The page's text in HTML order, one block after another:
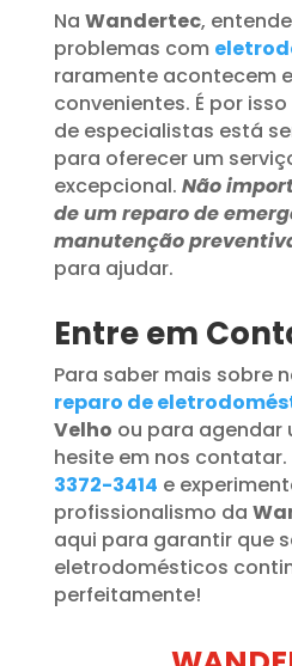
Na Wandertec,
problemas com
raramente acontecem
convenientes. É por
de especialistas está
para oferecer um
excepcional. Não
de um reparo de
manutenção
para ajudar.
Entre em
Para saber mais sobre
reparo de
Velho ou para agendar
hesite em nos contatar.
3372-3414 e
profissionalismo da
aqui para garantir que
eletrodomésticos
perfeitamente!